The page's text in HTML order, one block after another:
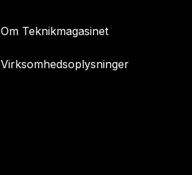
Om Teknikmagasinet
Virksomhedsoplysninger